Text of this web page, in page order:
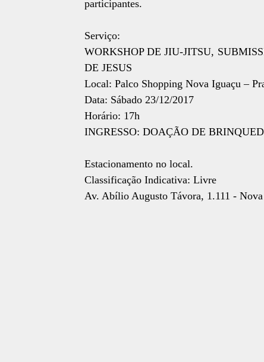
participantes.
Serviço:
WORKSHOP DE JIU-JITSU,
DE JESUS
Local: Palco Shopping Nova Iguaçu –
Data: Sábado 23/12/2017
Horário: 17h
INGRESSO: DOAÇÃO DE
Estacionamento no local.
Classificação Indicativa: Livre
Av. Abílio Augusto Távora, 1.111 -